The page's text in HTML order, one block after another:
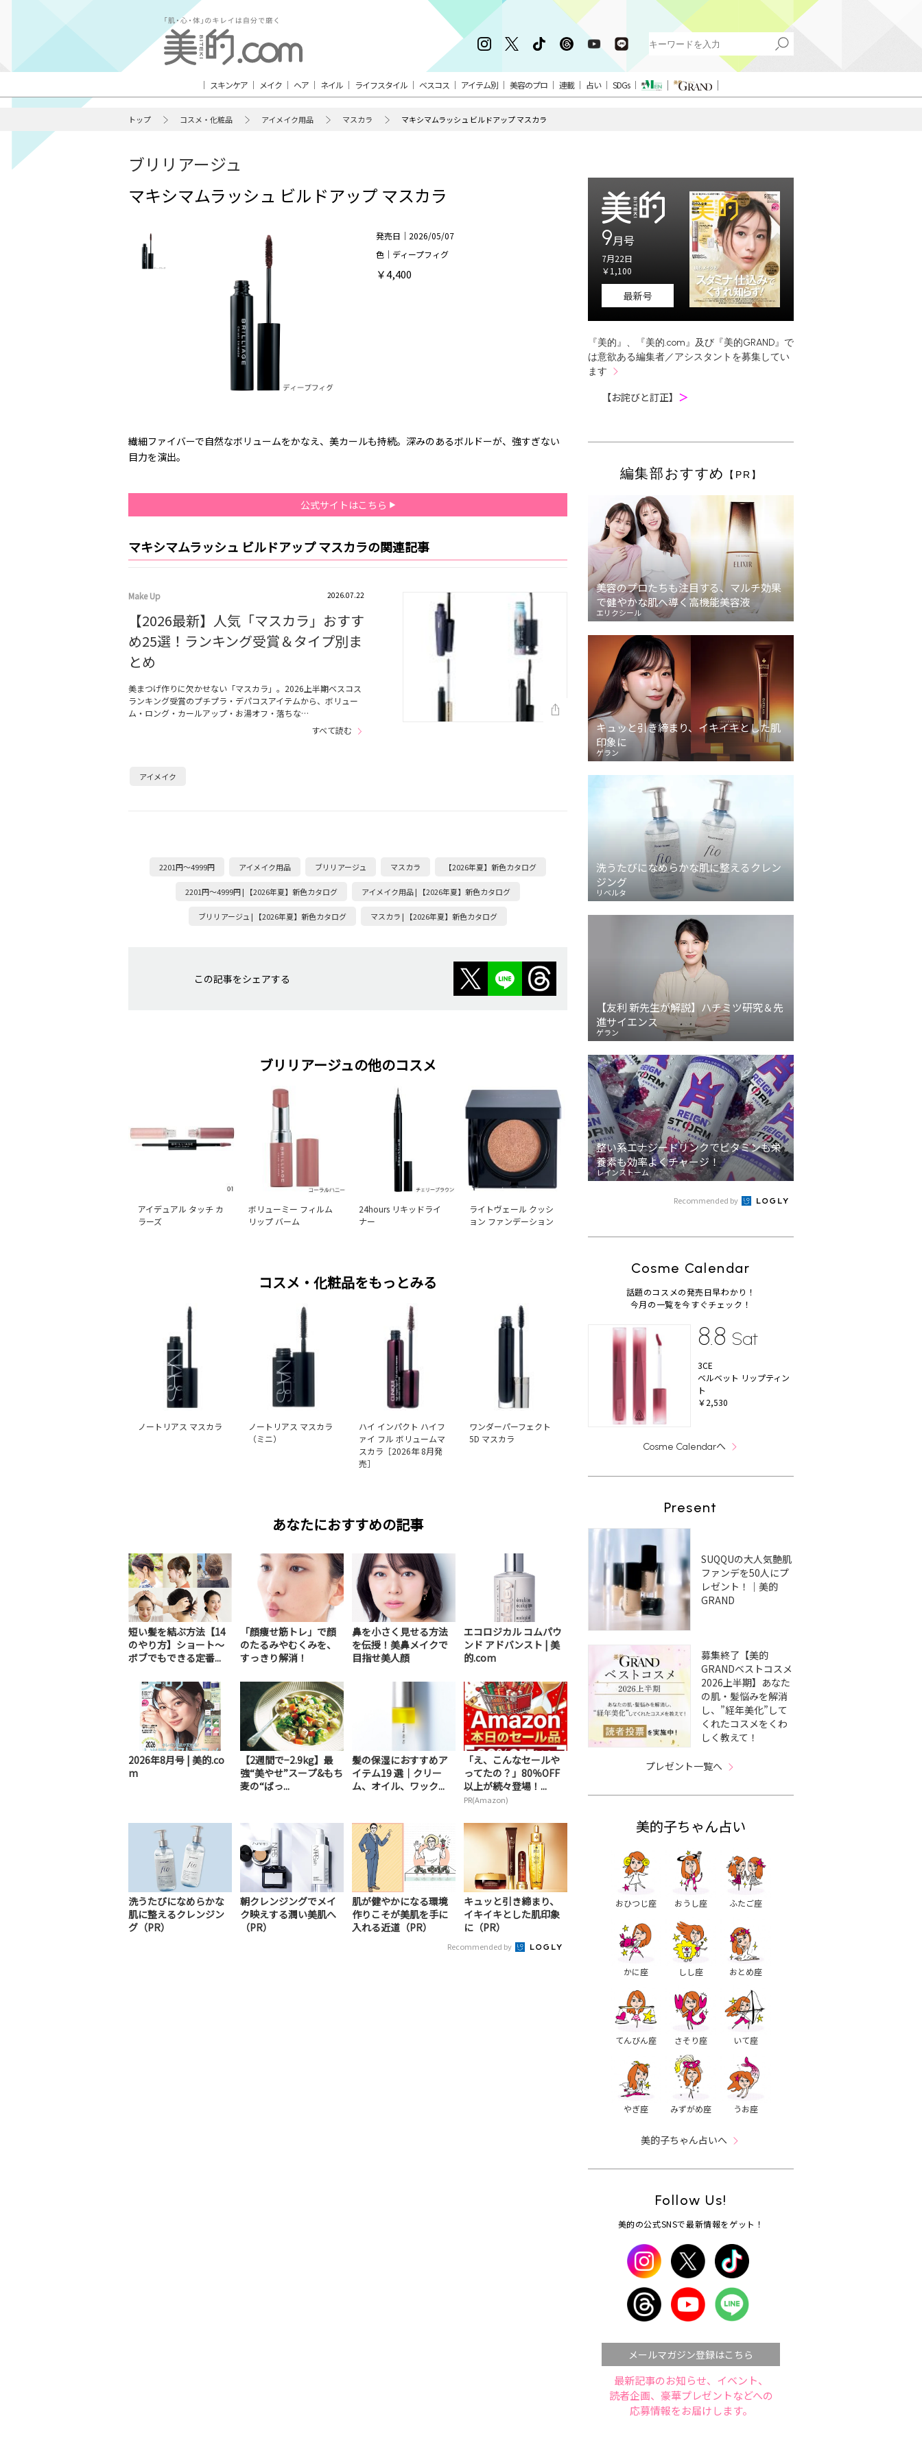
スキンケア メイク ヘア ネイル ライフスタイル ベスコス アイテム別 美容のプロ 連載 占い SDGs
トップ コスメ・化粧品 アイメイク用品 マスカラ マキシマムラッシュ ビルドアップ マスカラ
ブリリアージュ
マキシマムラッシュ ビルドアップ マスカラ
発売日｜2026/05/07
色｜ディープフィグ
￥4,400
繊細ファイバーで自然なボリュームをかなえ、美カールも持続。深みのあるボルドーが、強すぎない
目力を演出。
公式サイトはこちら
マキシマムラッシュ ビルドアップ マスカラの関連記事
Make Up 2026.07.22
【2026最新】人気「マスカラ」おすす
め25選！ランキング受賞＆タイプ別ま
とめ
美まつげ作りに欠かせない「マスカラ」。2026上半期ベスコス
ランキング受賞のプチプラ・デパコスアイテムから、ボリュー
ム・ロング・カールアップ・お湯オフ・落ちな…
すべて読む
アイメイク
2201円～4999円 アイメイク用品 ブリリアージュ マスカラ 【2026年夏】新色カタログ
2201円～4999円 | 【2026年夏】新色カタログ アイメイク用品 | 【2026年夏】新色カタログ
ブリリアージュ | 【2026年夏】新色カタログ マスカラ | 【2026年夏】新色カタログ
この記事をシェアする
ブリリアージュの他のコスメ
アイデュアル タッチ カ
ラーズ
ボリューミー フィルム
リップ バーム
24hours リキッドライ
ナー
ライトヴェール クッシ
ョン ファンデーション
コスメ・化粧品をもっとみる
ノートリアス マスカラ
ノートリアス マスカラ
（ミニ）
ハイ インパクト ハイフ
ァイ フル ボリュームマ
スカラ［2026年 8月発
売］
ワンダーパーフェクト
5D マスカラ
あなたにおすすめの記事
短い髪を結ぶ方法【14
のやり方】ショート～
ボブでもできる定番...
「顔痩せ筋トレ」で顔
のたるみやむくみを、
すっきり解消！
鼻を小さく見せる方法
を伝授！美鼻メイクで
目指せ美人顔
エコロジカル コムパウ
ンド アドバンスト | 美
的.com
2026年8月号 | 美的.co
m
【2週間で−2.9kg】最
強“美やせ”スープ&もち
麦の“ばっ...
髪の保湿におすすめア
イテム19 選｜クリー
ム、オイル、ワック...
「え、こんなセールや
ってたの？」80％OFF
以上が続々登場！...
PR(Amazon)
洗うたびになめらかな
肌に整えるクレンジン
グ（PR）
朝クレンジングでメイ
ク映えする潤い美肌へ
（PR）
肌が健やかになる環境
作りこそが美肌を手に
入れる近道（PR）
キュッと引き締まり、
イキイキとした肌印象
に（PR）
Recommended by
9月号
7月22日
￥1,100
最新号
『美的』、『美的.com』及び『美的GRAND』で
は意欲ある編集者／アシスタントを募集してい
ます
【お詫びと訂正】 ＞
編集部おすすめ 【PR】
美容のプロたちも注目する、マルチ効果
で健やかな肌へ導く高機能美容液
エリクシール
キュッと引き締まり、イキイキとした肌
印象に
ゲラン
洗うたびになめらかな肌に整えるクレン
ジング
リベルタ
【友利 新先生が解説】ハチミツ研究＆先
進サイエンス
ゲラン
整い系エナジードリンクでビタミンも栄
養素も効率よくチャージ！
レインストーム
Recommended by
Cosme Calendar
話題のコスメの発売日早わかり！
今月の一覧を今すぐチェック！
8.8 Sat
3CE
ベルベット リップティン
ト
￥2,530
Cosme Calendarへ
Present
SUQQUの大人気艶肌
ファンデを50人にプ
レゼント！｜美的
GRAND
募集終了【美的
GRANDベストコスメ
2026上半期】あなた
の肌・髪悩みを解消
し、”経年美化”して
くれたコスメをくわ
しく教えて！
プレゼント一覧へ
美的子ちゃん占い
おひつじ座 おうし座 ふたご座
かに座 しし座 おとめ座
てんびん座 さそり座 いて座
やぎ座 みずがめ座 うお座
美的子ちゃん占いへ
Follow Us!
美的の公式SNSで最新情報をゲット！
メールマガジン登録はこちら
最新記事のお知らせ、イベント、
読者企画、豪華プレゼントなどへの
応募情報をお届けします。